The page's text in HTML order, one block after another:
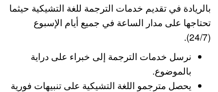
بالريادة في تقديم خدمات الترجمة للغة التشيكية حيثما
تحتاجها على مدار الساعة في جميع أيام الإسبوع
(24/7).
نرسل خدمات الترجمة إلى خبراء على دراية
بالموضوع.
يحصل مترجمو اللغة التشيكية على تنبيهات فورية